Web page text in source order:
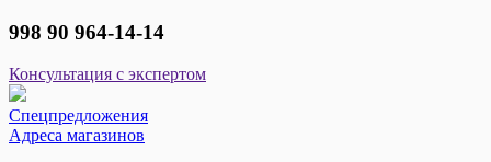
998 90 964-14-14
Консультация с экспертом
Спецпредложения
Адреса магазинов